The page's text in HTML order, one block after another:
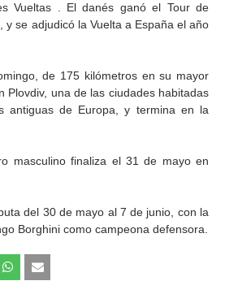
Vueltas . El danés ganó el Tour de
y se adjudicó la Vuelta a España el año
de 175 kilómetros en su mayor
Plovdiv, una de las ciudades habitadas
antiguas de Europa, y termina en la
masculino finaliza el 31 de mayo en
del 30 de mayo al 7 de junio, con la
Borghini como campeona defensora.